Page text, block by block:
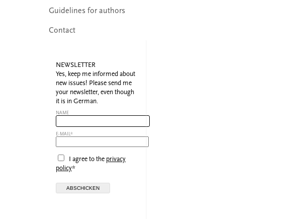
Guidelines for authors
Contact
NEWSLETTER
Yes, keep me informed about
new issues! Please send me
your newsletter, even though
it is in German.
NAME
E-MAIL*
I agree to the privacy
policy*